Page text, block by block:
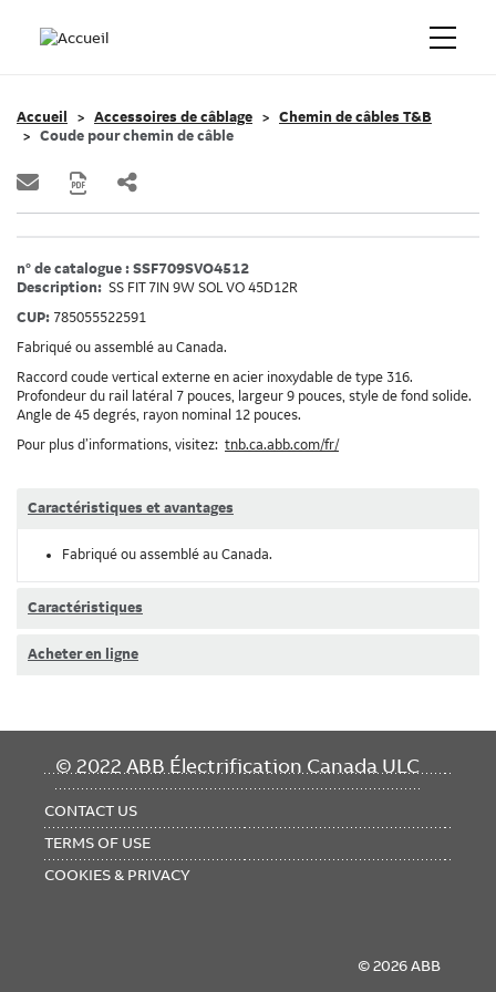
Accueil Accessoires de câblage
Chemin de câbles T&B
Coude pour chemin de câble
n° de catalogue : SSF709SVO4512
Description: SS FIT 7IN 9W SOL VO 45D12R
CUP: 785055522591
Fabriqué ou assemblé au Canada.
Raccord coude vertical externe en acier inoxydable de type 316.
Profondeur du rail latéral 7 pouces, largeur 9 pouces, style de fond solide.
Angle de 45 degrés, rayon nominal 12 pouces.
Pour plus d’informations, visitez: tnb.ca.abb.com/fr/
Caractéristiques et avantages
Fabriqué ou assemblé au Canada.
Caractéristiques
Acheter en ligne
© 2022 ABB Électrification Canada ULC
FOOTER
CONTACT US
TERMS OF USE
COOKIES & PRIVACY
© 2026 ABB